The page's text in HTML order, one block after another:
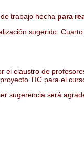
trabajo hecha para
sugerido:
el claustro de
proyecto TIC para el
sugerencia será